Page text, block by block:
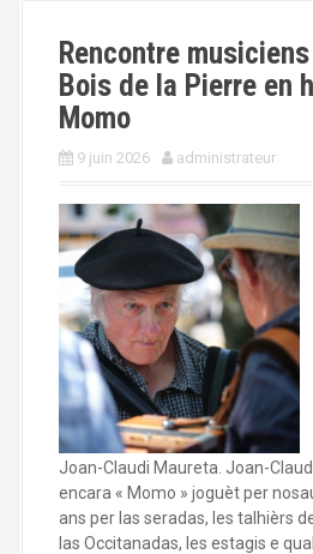
Rencontre
Bois de la Pierre en
Momo
9 juin 2026 administrateur
Joan-Claudi Maureta. Joan-
encara « Momo » joguèt per
ans per las seradas, les talhièrs
las Occitanadas, les estagis e